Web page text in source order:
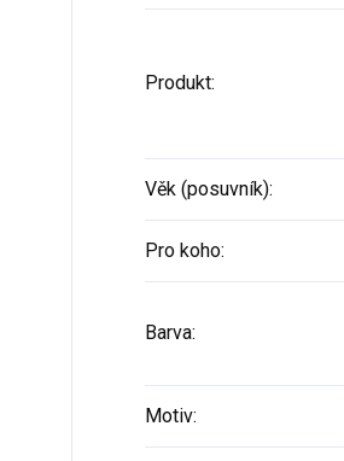
Produkt:
Věk (posuvník):
Pro koho:
Barva:
Motiv: